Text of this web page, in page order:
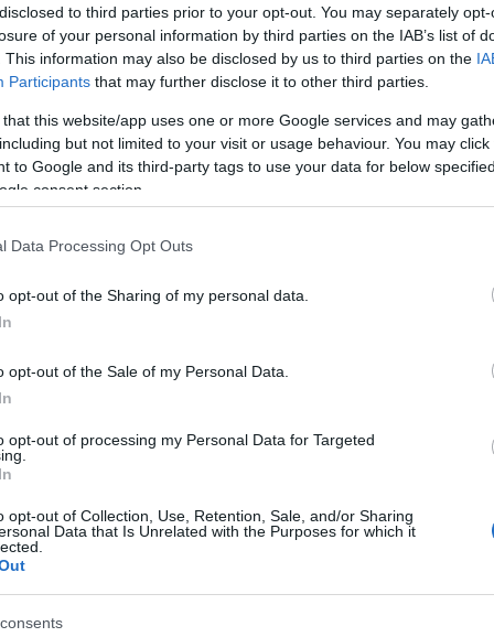
to third parties prior to your opt-out. You may separately
of your personal information by third parties on the IAB’s list of
This information may also be disclosed by us to third parties on the
Participants that may further disclose it to other third parties.
that this website/app uses one or more Google services and may
but not limited to your visit or usage behaviour. You may
to Google and its third-party tags to use your data for below
consent section.
Data Processing Opt Outs
opt-out of the Sharing of my personal data.
opt-out of the Sale of my Personal Data.
opt-out of processing my Personal Data for Targeted
opt-out of Collection, Use, Retention, Sale, and/or Sharing
Data that Is Unrelated with the Purposes for which it
le
il
le operazioni di
sua nave da
PEOPLE NEWS
Club sociali a
pagamento:
vantaggi e
svantaggi di un
socializzare
Danza classica pop
Strategie social per